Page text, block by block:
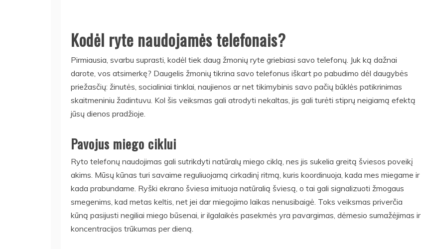
Kodėl ryte naudojamės telefonais?
Pirmiausia, svarbu suprasti, kodėl tiek daug žmonių ryte griebiasi savo telefonų. Juk ką dažnai
darote, vos atsimerkę? Daugelis žmonių tikrina savo telefonus iškart po pabudimo dėl daugybės
priežasčių: žinutės, socialiniai tinklai, naujienos ar net tikimybinis savo pačių būklės patikrinimas
skaitmeniniu žadintuvu. Kol šis veiksmas gali atrodyti nekaltas, jis gali turėti stiprų neigiamą efektą
jūsų dienos pradžioje.
Pavojus miego ciklui
Ryto telefonų naudojimas gali sutrikdyti natūralų miego ciklą, nes jis sukelia greitą šviesos poveikį
akims. Mūsų kūnas turi savaime reguliuojamą cirkadinį ritmą, kuris koordinuoja, kada mes miegame ir
kada prabundame. Ryški ekrano šviesa imituoja natūralią šviesą, o tai gali signalizuoti žmogaus
smegenims, kad metas keltis, net jei dar miegojimo laikas nenusibaigė. Toks veiksmas priverčia
kūną pasijusti negiliai miego būsenai, ir ilgalaikės pasekmės yra pavargimas, dėmesio sumažėjimas ir
koncentracijos trūkumas per dieną.